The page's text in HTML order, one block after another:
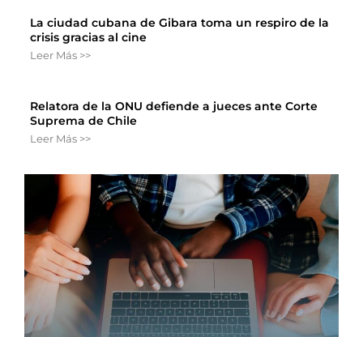
La ciudad cubana de Gibara toma un respiro de la
crisis gracias al cine
Leer Más >>
Relatora de la ONU defiende a jueces ante Corte
Suprema de Chile
Leer Más >>